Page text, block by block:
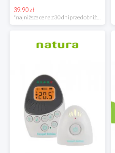
39.90 zł